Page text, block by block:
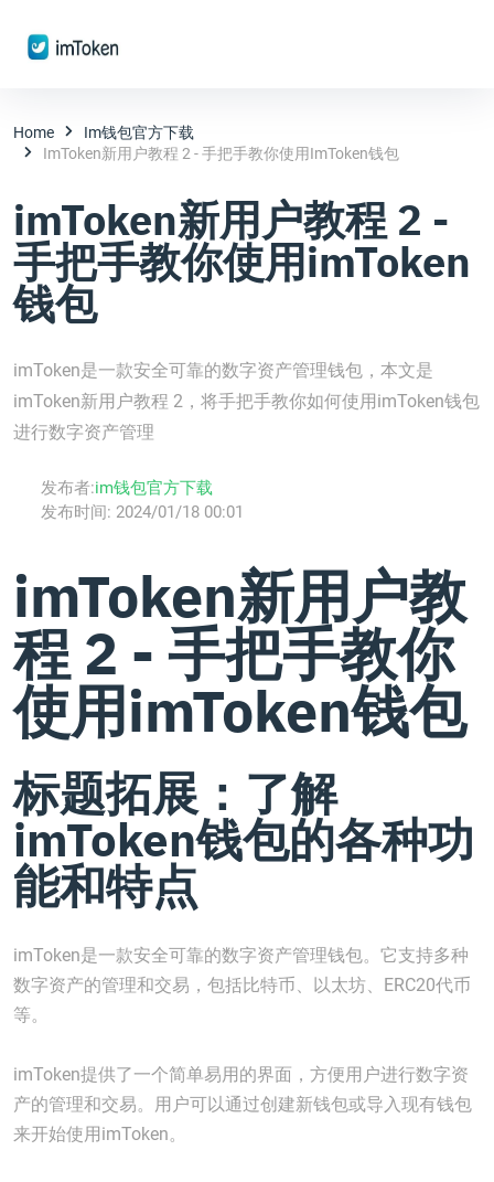
Home
Im钱包官方下载
ImToken新用户教程 2 - 手把手教你使用imToken钱包
imToken新用户教程 2 -
手把手教你使用imToken
钱包
imToken是一款安全可靠的数字资产管理钱包，本文是
imToken新用户教程 2，将手把手教你如何使用imToken钱包
进行数字资产管理
发布者:im钱包官方下载
发布时间: 2024/01/18 00:01
imToken新用户教
程 2 - 手把手教你
使用imToken钱包
标题拓展：了解
imToken钱包的各种功
能和特点
imToken是一款安全可靠的数字资产管理钱包。它支持多种
数字资产的管理和交易，包括比特币、以太坊、ERC20代币
等。
imToken提供了一个简单易用的界面，方便用户进行数字资
产的管理和交易。用户可以通过创建新钱包或导入现有钱包
来开始使用imToken。